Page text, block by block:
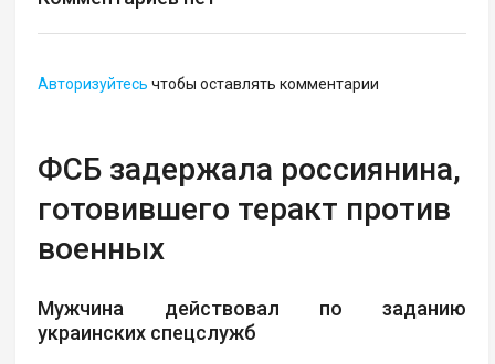
Авторизуйтесь чтобы оставлять комментарии
ФСБ задержала россиянина,
готовившего теракт против
военных
Мужчина действовал по заданию
украинских спецслужб